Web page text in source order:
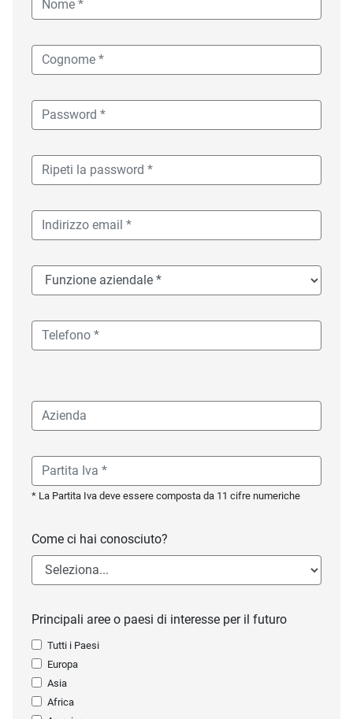
* La Partita Iva deve essere composta da 11 cifre numeriche
Come ci hai conosciuto?
Principali aree o paesi di interesse per il futuro
Tutti i Paesi
Europa
Asia
Africa